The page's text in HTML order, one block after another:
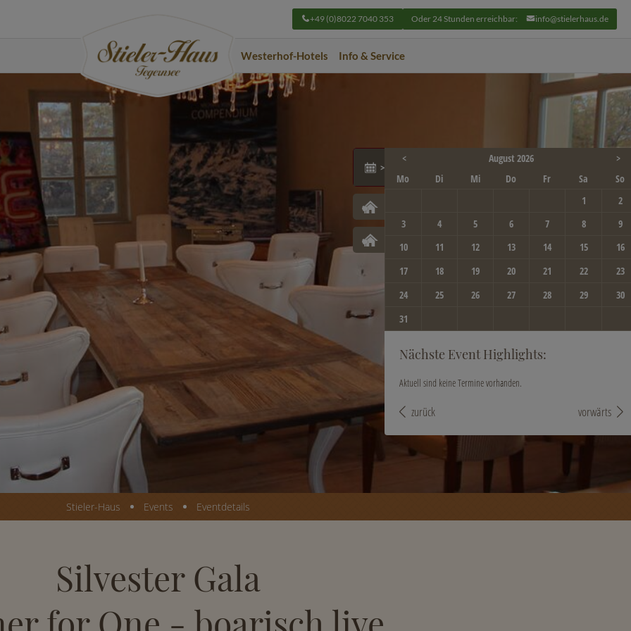
+49 (0)8022 7040 353 Oder 24 Stunden erreichbar: info@stielerhaus.de
Navigation
überspringen
Westerhof-Hotels Info & Service
Stieler-Haus Events Eventdetails
Silvester Gala
Aktuelle Events
< August 2026
>
Mo
Di Mi Do Fr Sa
So
1
2
3
4 5 6 7 8
9
10
11 12 13 14 15
16
17
18 19 20 21 22
23
24
25 26 27 28 29
30
31
Nächste Event Highlights:
Aktuell sind keine Termine vorhanden.
zurück vorwärts